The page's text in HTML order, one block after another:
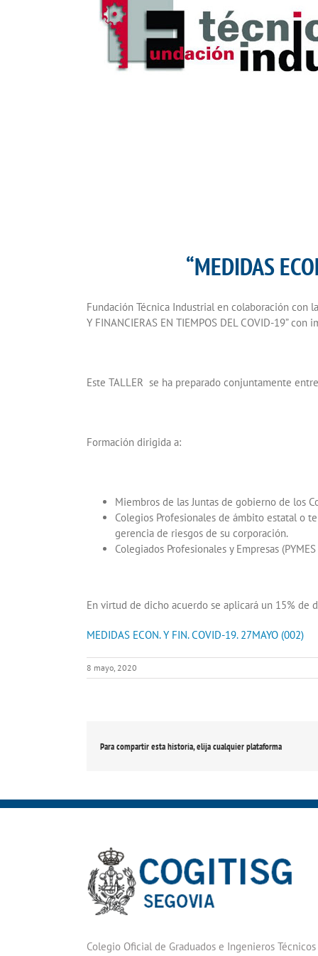
“MEDIDAS
Fundación Técnica Industrial en colaboración con
Y FINANCIERAS EN TIEMPOS DEL COVID-19”
Este TALLER se ha preparado conjuntamente
Formación dirigida a:
Miembros de las Juntas de gobierno de los
Colegios Profesionales de ámbito estatal o
gerencia de riesgos de su corporación.
Colegiados Profesionales y Empresas
En virtud de dicho acuerdo se aplicará un 15% de
MEDIDAS ECON. Y FIN. COVID-19. 27MAYO (002)
8 mayo, 2020
Para compartir esta historia, elija cualquier plataforma
Colegio Oficial de Graduados e Ingenieros Técnicos